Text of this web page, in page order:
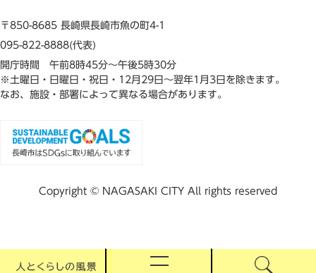
〒850-8685 長崎県長崎市魚の町4-1
095-822-8888(代表)
開庁時間 午前8時45分～午後5時30分
※土曜日・日曜日・祝日・12月29日～翌年1月3日を除きます。
なお、施設・部署によって異なる場合があります。
Copyright © NAGASAKI CITY All rights reserved